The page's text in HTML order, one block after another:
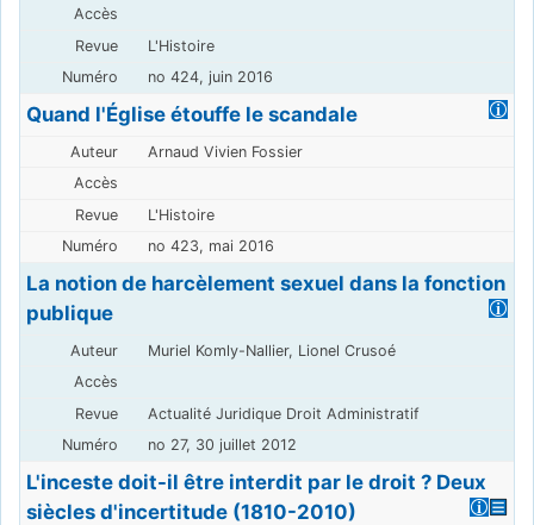
L'Histoire
no 424, juin 2016
Quand l'Église étouffe le scandale
Arnaud Vivien Fossier
L'Histoire
no 423, mai 2016
La notion de harcèlement sexuel dans la fonction
publique
Muriel Komly-Nallier, Lionel Crusoé
Actualité Juridique Droit Administratif
no 27, 30 juillet 2012
L'inceste doit-il être interdit par le droit ? Deux
siècles d'incertitude (1810-2010)